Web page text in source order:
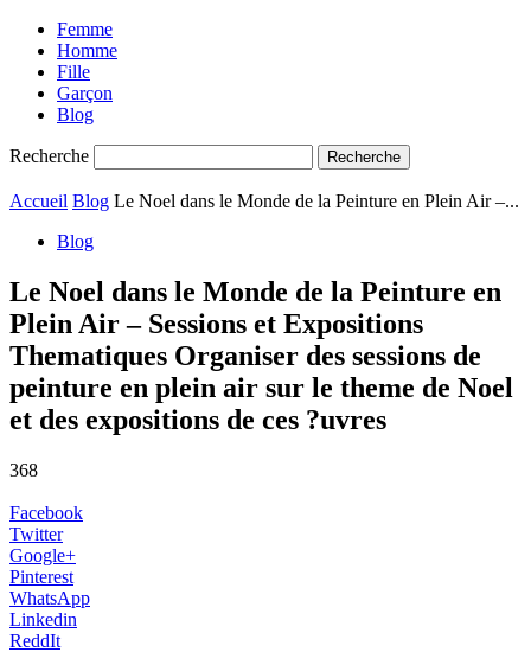
Femme
Homme
Fille
Garçon
Blog
Recherche
Accueil Blog Le Noel dans le Monde de la Peinture en Plein Air –...
Blog
Le Noel dans le Monde de la Peinture en
Plein Air – Sessions et Expositions
Thematiques Organiser des sessions de
peinture en plein air sur le theme de Noel
et des expositions de ces ?uvres
368
Facebook
Twitter
Google+
Pinterest
WhatsApp
Linkedin
ReddIt